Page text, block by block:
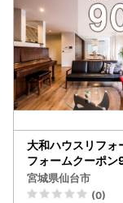
大和ハウスリフ
フォームクーポ
0円分
宮城県仙台市
(0)